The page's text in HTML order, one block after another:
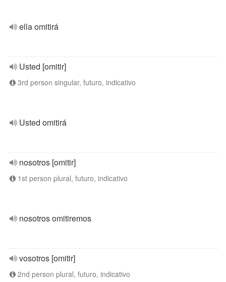
ella omitirá
Usted [omitir]
3rd person singular, futuro, indicativo
Usted omitirá
nosotros [omitir]
1st person plural, futuro, indicativo
nosotros omitiremos
vosotros [omitir]
2nd person plural, futuro, indicativo